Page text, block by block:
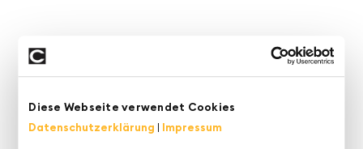
Diese Webseite verwendet Cookies
Datenschutzerklärung
Impressum
Die neue Rolle des Controllings mit
Extended Planning & Analytics (xP&A)